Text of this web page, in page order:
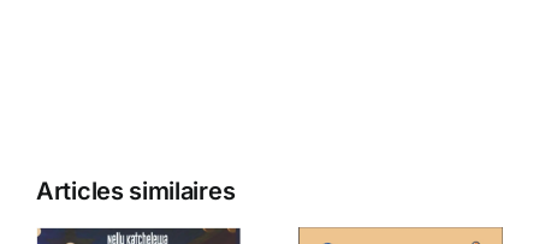
Articles similaires